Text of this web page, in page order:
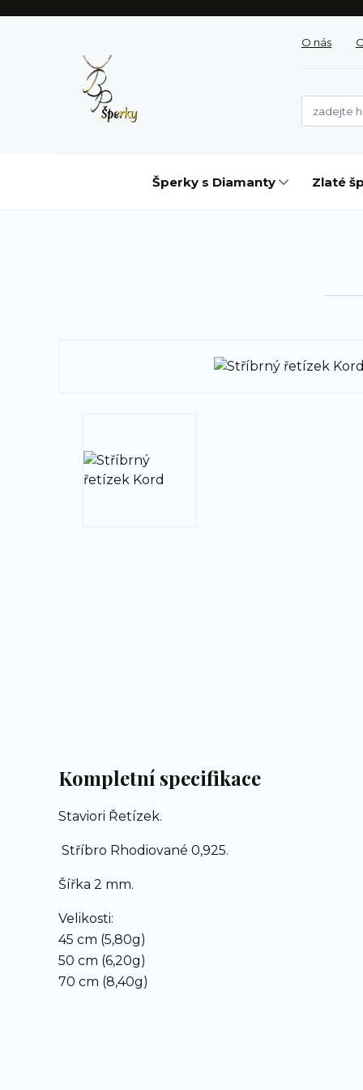
O nás
Šperky s Diamanty Zlaté
Kompletní specifikace
Staviori Řetízek.
Stříbro Rhodiované 0,925.
Šířka 2 mm.
Velikosti:
45 cm (5,80g)
50 cm (6,20g)
70 cm (8,40g)